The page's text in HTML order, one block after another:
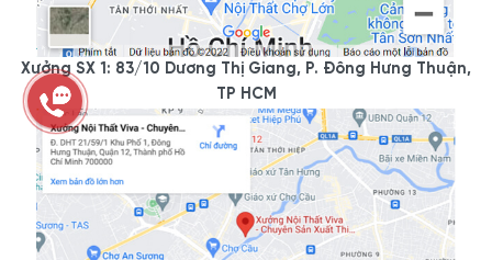
Xưởng SX 1: 83/10 Dương Thị Giang, P. Đông Hưng Thuận,
TP HCM